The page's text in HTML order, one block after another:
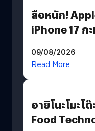
ลือหนัก!
iPhone 17 ก
09/08/2026
Read More
อายิโนะโมะโ
Food